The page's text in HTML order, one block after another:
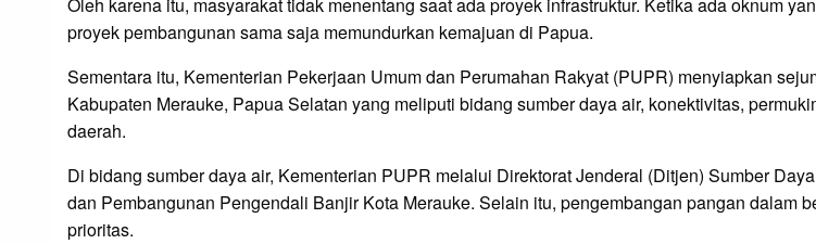
Oleh karena itu, masyarakat tidak menentang saat ada proyek infrastruktur. Ketika ada oknum
proyek pembangunan sama saja memundurkan kemajuan di Papua.
Sementara itu, Kementerian Pekerjaan Umum dan Perumahan Rakyat (PUPR) menyiapkan
Kabupaten Merauke, Papua Selatan yang meliputi bidang sumber daya air, konektivitas,
daerah.
Di bidang sumber daya air, Kementerian PUPR melalui Direktorat Jenderal (Ditjen) Sumber
dan Pembangunan Pengendali Banjir Kota Merauke. Selain itu, pengembangan pangan dalam
prioritas.